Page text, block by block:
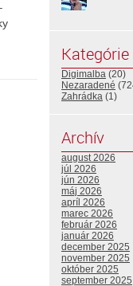
Kategórie
Digimalba (20)
Nezaradené
Zahrádka (1)
Archív
august 2026
júl 2026
jún 2026
máj 2026
apríl 2026
marec 2026
február 2026
január 2026
december 2025
november 2025
október 2025
september 2025